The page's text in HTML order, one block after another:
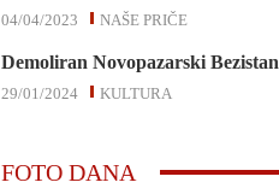
NAŠE PRIČE
04/04/2023
Demoliran Novopazarski Bezistan
KULTURA
29/01/2024
FOTO DANA